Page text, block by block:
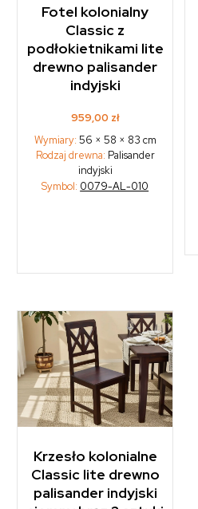
Fotel kolonialny
Classic z
podłokietnikami lite
drewno palisander
indyjski
959,00 zł
Wymiary: 56 × 58 × 83 cm
Rodzaj drewna: Palisander
indyjski
Symbol: 0079-AL-010
Krzesło kolonialne
Classic lite drewno
palisander indyjski